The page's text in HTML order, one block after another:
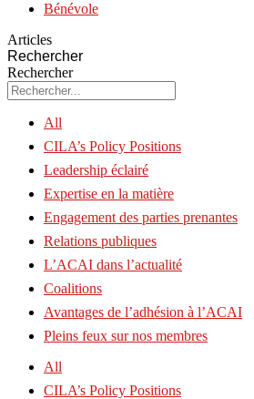
Bénévole
Articles
Rechercher
Rechercher
All
CILA’s Policy Positions
Leadership éclairé
Expertise en la matière
Engagement des parties prenantes
Relations publiques
L’ACAI dans l’actualité
Coalitions
Avantages de l’adhésion à l’ACAI
Pleins feux sur nos membres
All
CILA’s Policy Positions